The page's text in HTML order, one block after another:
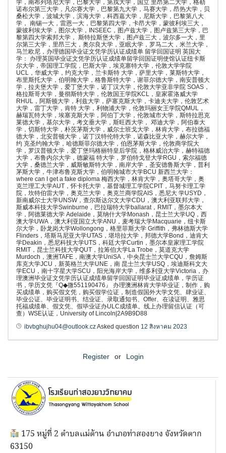
学，南布列塔尼大学，巴黎大学，第戎大学，国立 里昂第二大学，格勒
诺布尔第三大学，凡尔赛大学，巴黎第九大学，马赛大学，昂热大学，贝
桑松大学，波城大学，滨海大学，科西嘉大学，尼斯大学，巴黎第八大
学， 南锡一大，雷恩一大，巴黎第四大学，卡昂大学，蒙彼利埃三大，
蒙彼利埃大学，图尔大学，INSEEC，图卢兹大学，图卢兹第三大学，巴
黎第四大学索邦大学， 斯特拉斯堡大学，图卢兹三大，波尔多一大，里
尔第三大学，里昂三大，奥尔良大学，亚眠大学，罗马二大，米兰大学，
马兰欧尼，办理德国毕业证文凭学历认证成绩单 留学回国证明 英国大
学： 办理英国毕业证文凭学历认证成绩单留学回国证明使馆认证纽卡斯
尔大学，帝国理工学院，巴斯大学，埃克塞特大学，伦敦大学学院
UCL，华威大学，约克大学，兰卡斯特 大学，萨里大学，莱斯特大学，
布里斯托大学，伯明翰大学，格鲁斯特大学，谢菲尔德大学，南安普顿大
学，拉夫堡大学，爱丁堡大学，诺丁汉大学，伦敦大学亚非学院 SOAS，
格拉斯哥大学，曼彻斯特大学，伦敦国王学院KCL，皇家霍洛威大学
RHUL，阿斯顿大学，利兹大学，萨塞克斯大学，卡迪夫大学，伦敦艺术
大学，雷丁大学，肯特 大学，利物浦大学，伦敦玛丽女王学院QMUL，
赫瑞瓦特大学，埃塞克斯大学，阿伯丁大学，伦敦城市大学，斯特拉思克
莱德大学，基尔大学，考文垂大学，斯旺西大学， 邓迪大学，阿伯泰大
学，切斯特大学，朴茨茅斯大学，威尔士班戈大学，林肯大学，布拉德福
德大学，北安普顿大学，诺丁汉特伦特大学，诺森比亚大学，赫尔大学，
约 克圣约翰大学，哈德斯菲尔德大学，伯恩茅斯大学，伦敦商学院大
学，罗汉普顿大学，爱丁堡玛格丽特皇后学院，格林威治大学，赫特福德
大学，布鲁内尔大学，德蒙福 特大学，罗伯特戈登大学RGU，索尔福德
大学，桑德兰大学，威斯敏斯特大学，南岸大学，圣安德鲁斯大学，普利
茅斯大学，牛津布鲁克斯大学，伯明翰城市大学BCU 新西兰大学：
where can I get a fake diploma 梅西大学，林肯大学，奥塔哥大学，奥
克兰理工大学AUT，怀卡托大学，基督城理工学院CPIT，马努卡理工学
院，坎特伯雷大学，奥克兰大学，奥克兰商学院AIS，悉尼大 学USYD，
新南威尔士大学UNSW，查尔斯达尔文大学CDU，澳大利亚联邦大学，
斯威本科技大学Swinburne，巴拉瑞特大学ballarat，RMIT，墨尔本大
学，阿德莱德大学 Adelaide，莫纳什大学Monash，昆士兰大学UQ，西
澳大学UWA，澳大利亚国立大学ANU，麦考瑞大学Macquarie，纽卡斯
尔大学，卧龙岗大学Wollongong，格里菲斯大学 Griffith，弗林德斯大学
Flinders，塔斯马尼亚大学UTAS，堪培拉大学，邦德大学Bond，迪肯大
学Deakin，悉尼科技大学UTS，科廷大学Curtin，墨尔本皇家理工学院
RMIT，昆士兰科技大学QUT，拉筹伯大学La Trobe，莫道克大学
Murdoch，澳洲TAFE，南澳大学UniSA，中央昆士兰大学CQU，詹姆斯
库克大学JCU，新英格兰大学UNE，南 昆士兰大学USQ，埃迪斯科文大
学ECU，南十字星大学SCU，阳光海岸大学，维多利亚大学Victoria，办
理澳洲毕业证文凭学历认证成绩单留学回国证明毕业证成绩单，学历证
书，学历文凭『Q◆微551190476』 办理澳洲林肯大学毕业证，制作，购
买成绩单，购买假文凭，购买假学位证，制造假国外大学文凭、肆业证、
毕业公证、毕业证明书、结业证、录取通知书、Offer、在读证明、雅思
托福成绩单、假文凭、假毕业证办ULC成绩单。线上办理留信认证（可
查）WSE认证，University of Lincoln|2A9B9D88
ibvbghujhu04@outlook.czAsked question 12 สิงหาคม 2023
Register or Login
175 หมู่ที่ 2 ตำบลแม่ต้าน อำเภอท่าสองยาง จังหวัดตาก
63150